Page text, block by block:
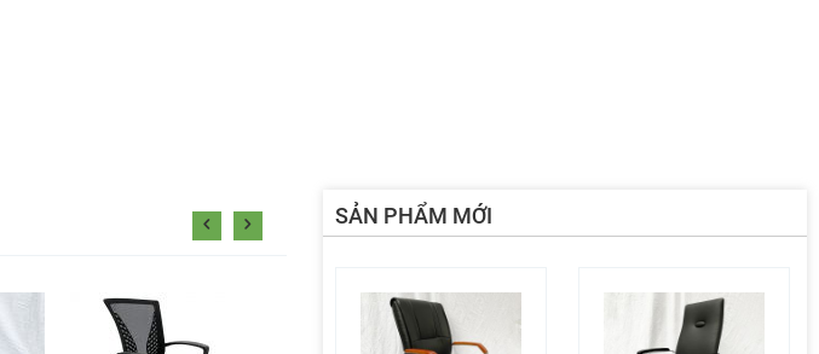
Ghế văn phòng tay lật lưng lưới đen ZGSP03
vnđ 2,915,000
SẢN PHẨM MỚI